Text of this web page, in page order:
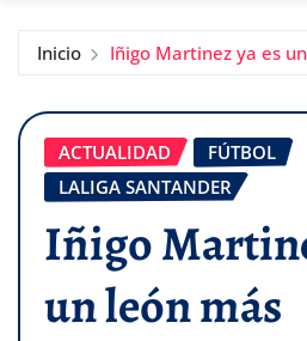
Inicio Iñigo Martinez ya es
ACTUALIDAD
FÚTBOL
LALIGA SANTANDER
Iñigo
un león más